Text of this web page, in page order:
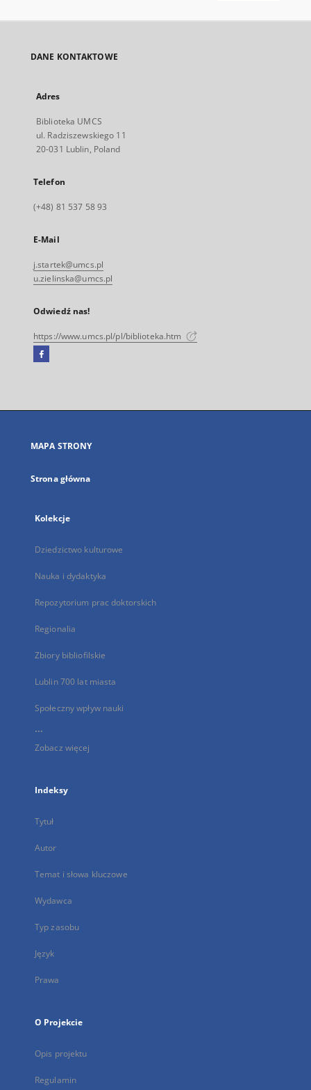
DANE KONTAKTOWE
Adres
Biblioteka UMCS
ul. Radziszewskiego 11
20-031 Lublin, Poland
Telefon
(+48) 81 537 58 93
E-Mail
j.startek@umcs.pl
u.zielinska@umcs.pl
Odwiedź nas!
https://www.umcs.pl/pl/biblioteka.htm
Facebook
się
karcie
MAPA STRONY
Strona główna
Kolekcje
Dziedzictwo kulturowe
Nauka i dydaktyka
Repozytorium prac doktorskich
Regionalia
Zbiory bibliofilskie
Lublin 700 lat miasta
Społeczny wpływ nauki
...
Zobacz więcej
Indeksy
Tytuł
Autor
Temat i słowa kluczowe
Wydawca
Typ zasobu
Język
Prawa
O Projekcie
Opis projektu
Regulamin